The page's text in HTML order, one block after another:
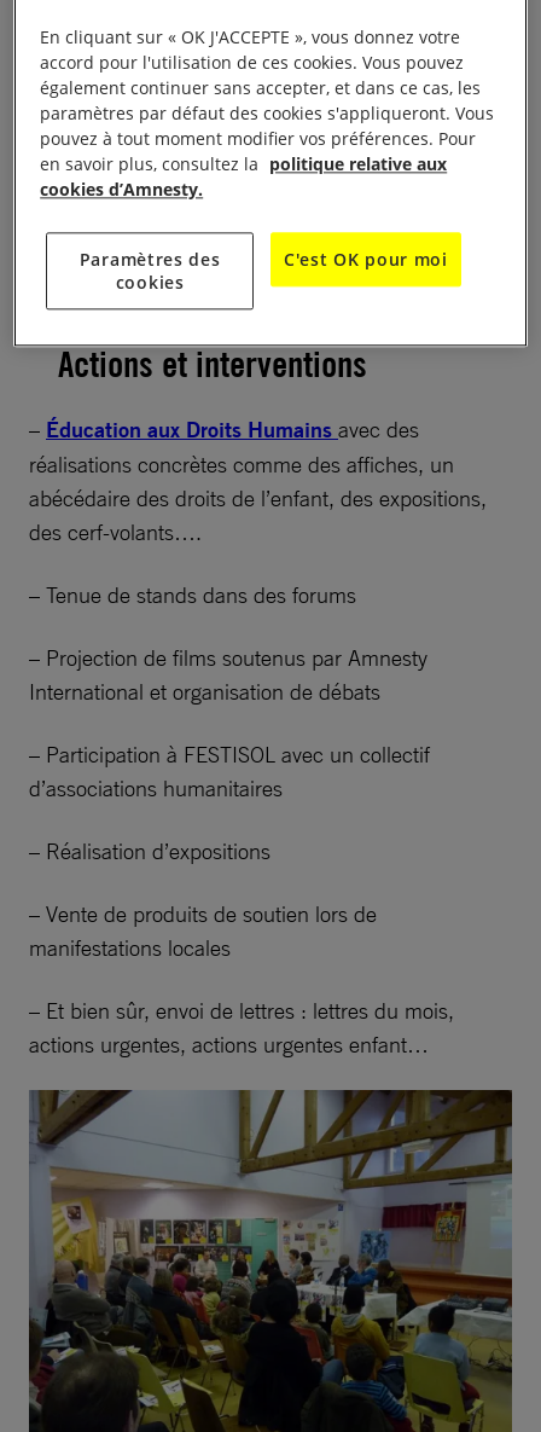
Nous sommes des bénévoles qui oeuvrons pour la
défense des droits humains et qui espérons un
monde meilleur pour tous.Notre engagement est
de sensibiliser, éduquer aux droits humains et
relayer localement auprès du public les campagnes
nationales et internationales, participer à des
événements locaux, collecter des signatures de
soutien aux personnes en danger, intervenir en
milieu scolaire et universitaire.
Actions et interventions
– Éducation aux Droits Humains avec des
réalisations concrètes comme des affiches, un
abécédaire des droits de l’enfant, des expositions,
des cerf-volants….
– Tenue de stands dans des forums
– Projection de films soutenus par Amnesty
International et organisation de débats
– Participation à FESTISOL avec un collectif
d’associations humanitaires
– Réalisation d’expositions
– Vente de produits de soutien lors de
manifestations locales
– Et bien sûr, envoi de lettres : lettres du mois,
actions urgentes, actions urgentes enfant…
En cliquant sur « OK J'ACCEPTE », vous donnez votre
accord pour l'utilisation de ces cookies. Vous pouvez
également continuer sans accepter, et dans ce cas, les
paramètres par défaut des cookies s'appliqueront. Vous
pouvez à tout moment modifier vos préférences. Pour
en savoir plus, consultez la politique relative aux
cookies d’Amnesty.
Paramètres des
cookies
C'est OK pour moi